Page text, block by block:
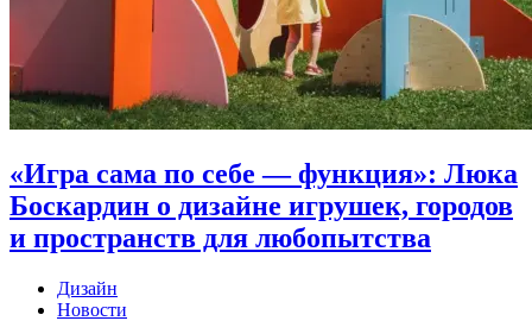
«Игра сама по себе — функция»: Люка
Боскардин о дизайне игрушек, городов
и пространств для любопытства
Дизайн
Новости